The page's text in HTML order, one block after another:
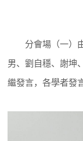
分會場（一）由
男、劉自穩、謝坤
繼發言，各學者發